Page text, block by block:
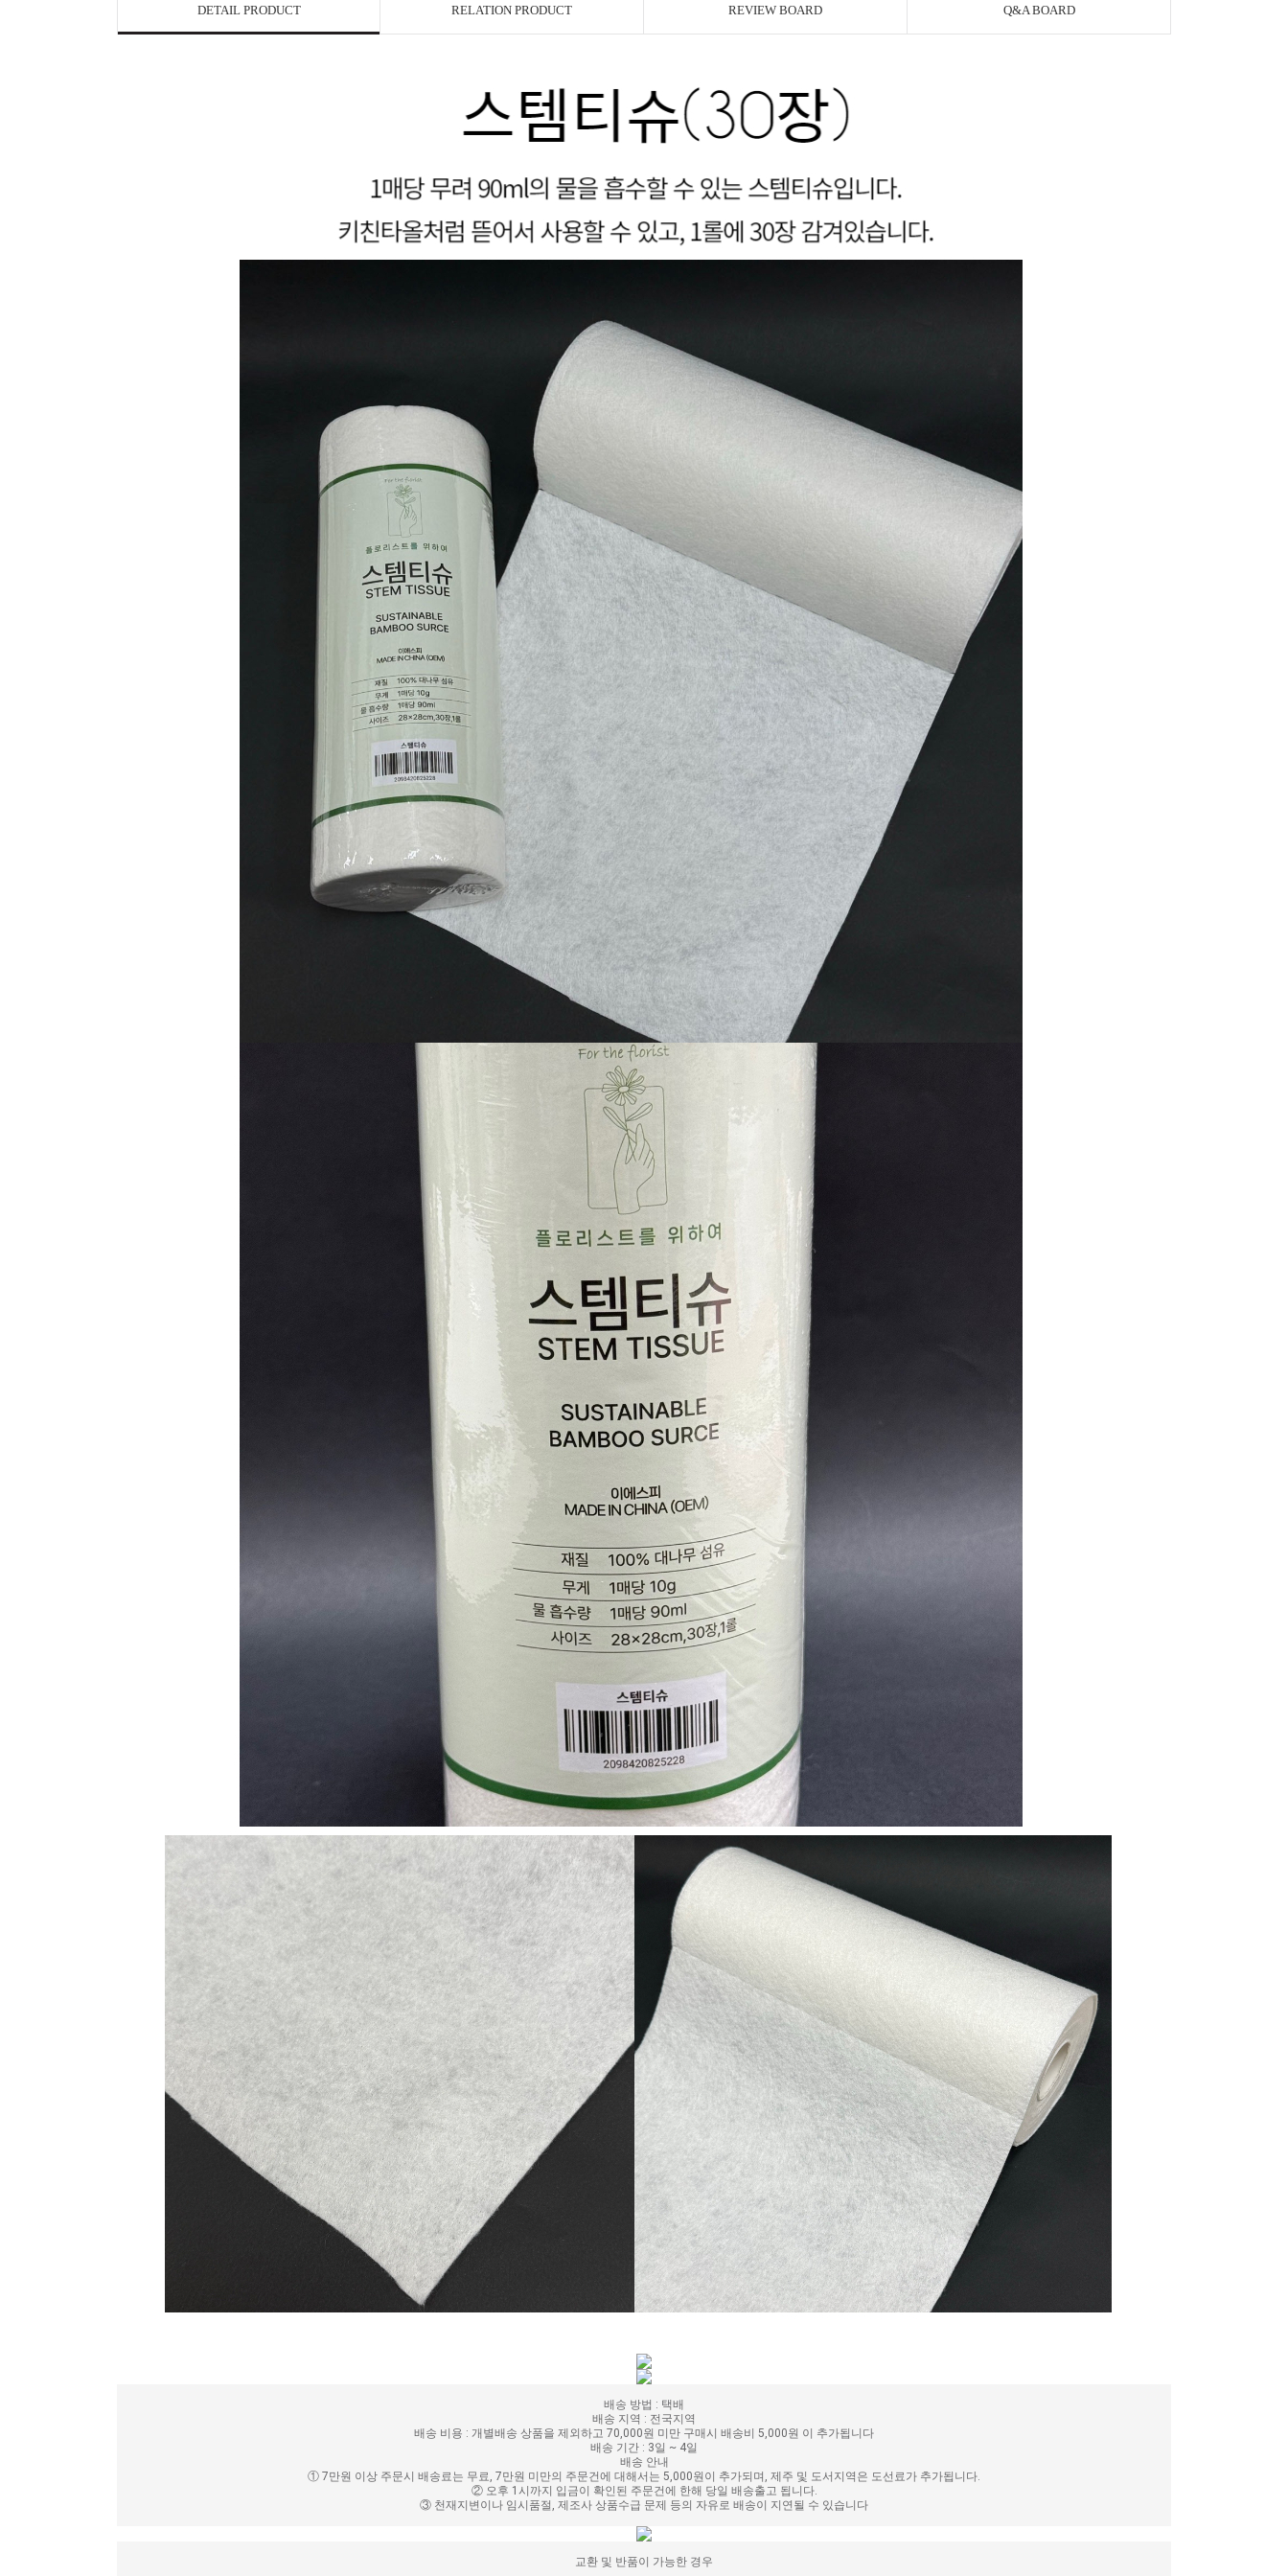
DETAIL PRODUCT RELATION PRODUCT REVIEW BOARD Q&A BOARD
배송 방법 : 택배
배송 지역 : 전국지역
배송 비용 : 개별배송 상품을 제외하고 70,000원 미만 구매시 배송비 5,000원 이 추가됩니다
배송 기간 : 3일 ~ 4일
배송 안내
① 7만원 이상 주문시 배송료는 무료, 7만원 미만의 주문건에 대해서는 5,000원이 추가되며, 제주 및 도서지역은 도선료가 추가됩니다.
② 오후 1시까지 입금이 확인된 주문건에 한해 당일 배송출고 됩니다.
③ 천재지변이나 임시품절, 제조사 상품수급 문제 등의 자유로 배송이 지연될 수 있습니다
교환 및 반품이 가능한 경우